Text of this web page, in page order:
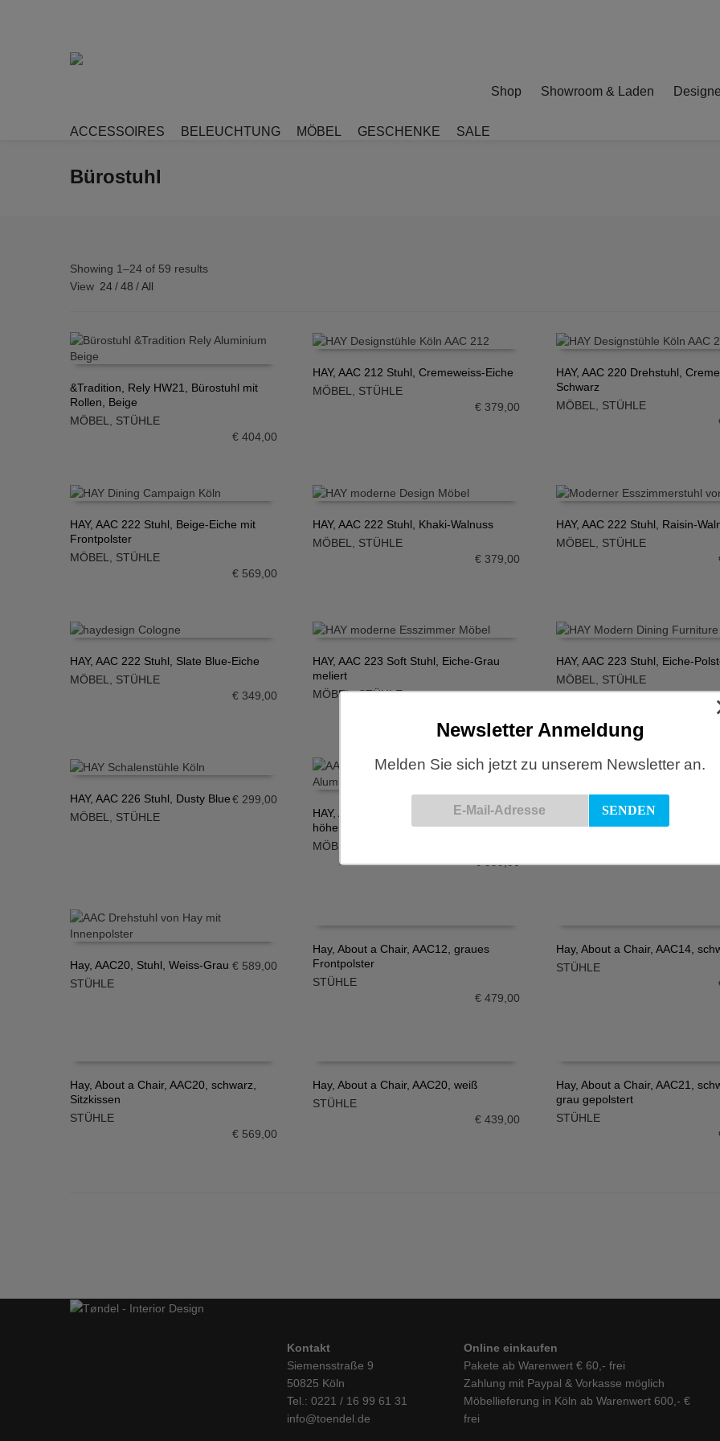
Shop Showroom & Laden
ACCESSOIRES BELEUCHTUNG MÖBEL GESCHENKE SALE
Bürostuhl
Showing 1–24 of 59 results
View 24/48 /All
IN DEN WARENKORB
&Tradition, Rely HW21, Bürostuhl mit
Rollen, Beige
MÖBEL
STÜHLE
€404,00
IN DEN WARENKORB
HAY, AAC 212 Stuhl, Cremeweiss-Eiche
MÖBEL, STÜHLE
€ 379,00
IN DEN WARENKORB
HAY, AAC 220 Drehstuhl,
Schwarz
MÖBEL, STÜHLE
IN DEN WARENKORB
HAY, AAC 222 Stuhl, Beige-Eiche mit
Frontpolster
MÖBEL
STÜHLE
€569,00
IN DEN WARENKORB
HAY, AAC 222 Stuhl, Khaki-Walnuss
MÖBEL
STÜHLE
€ 379,00
IN DEN WARENKORB
HAY, AAC 222 Stuhl, Raisin-
MÖBEL
STÜHLE
IN DEN WARENKORB
HAY, AAC 222 Stuhl, Slate Blue-Eiche
MÖBEL, STÜHLE
€349,00
IN DEN WARENKORB
HAY, AAC 223 Soft Stuhl, Eiche-Grau
meliert
MÖBEL,STÜHLE
IN DEN WARENKORB
HAY, AAC 223 Stuhl, Eiche-
MÖBEL, STÜHLE
IN DEN WARENKORB
HAY, AAC 226 Stuhl, Dusty Blue
MÖBEL
STÜHLE
€299,00
IN DEN WARENKORB
HAY, AAC153 Bürostuhl,
höhenverstellbar, Hallingdal 220
MÖBEL
€999,00
Hay, AAC20, Stuhl, Grün/
Ausstellungsstück
Sale
IN DEN WARENKORB
Hay, AAC20, Stuhl, Weiss-Grau
STÜHLE
€589,00
IN DEN WARENKORB
Hay, About a Chair, AAC12, graues
Frontpolster
STÜHLE
€ 479,00
IN DEN WARENKORB
Hay, About a Chair, AAC14,
STÜHLE
IN DEN WARENKORB
Hay, About a Chair, AAC20, schwarz,
Sitzkissen
STÜHLE
€569,00
IN DEN WARENKORB
Hay, About a Chair, AAC20, weiß
STÜHLE
€ 439,00
IN DEN WARENKORB
Hay, About a Chair, AAC21,
grau gepolstert
STÜHLE
Kontakt
Siemensstraße 9
50825 Köln
Tel.: 0221 / 16 99 61 31
info@toendel.de
Online einkaufen
Pakete ab Warenwert € 60,- frei
Zahlung mit Paypal & Vorkasse möglich
Möbellieferung in Köln ab Warenwert 600,- €
frei
Newsletter Anmeldung
Melden Sie sich jetzt zu unserem Newsletter an.